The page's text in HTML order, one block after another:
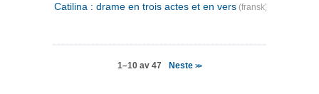
Catilina : drame en trois actes et en vers (fransk)
1–10 av 47 Neste>>